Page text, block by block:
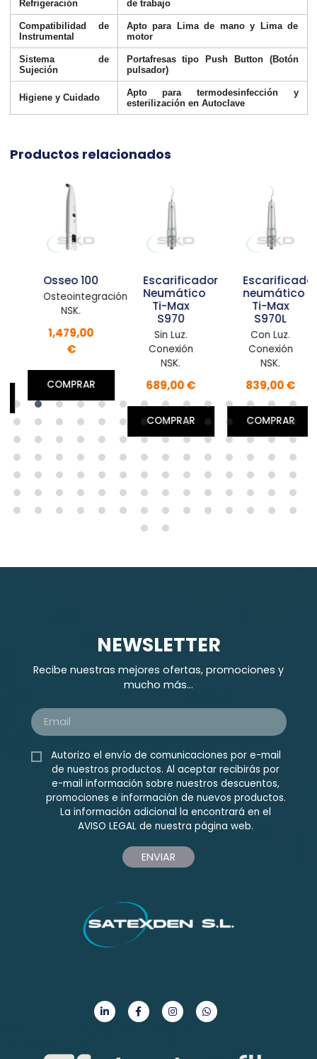
Refrigeración de trabajo
Compatibilidad de
Instrumental
Apto para Lima de mano y Lima de
motor
Sistema de
Sujeción
Portafresas tipo Push Button (Botón
pulsador)
Higiene y Cuidado
Apto para termodesinfección y
esterilización en Autoclave
Productos relacionados
Osseo 100
Osteointegración.
NSK.
1,479,00
COMPRAR
Escarificador
Neumático
Ti-Max
S970
Sin Luz.
Conexión
NSK.
689,00 €
COMPRAR
Escarificador
neumático
Ti-Max
S970L
Con Luz.
Conexión
NSK.
839,00 €
COMPRAR
NEWSLETTER
Recibe nuestras mejores ofertas, promociones y
mucho más...
Autorizo el envío de comunicaciones por e-mail
de nuestros productos. Al aceptar recibirás por
e-mail información sobre nuestros descuentos,
promociones e información de nuevos productos.
La información adicional la encontrará en el
AVISO LEGAL de nuestra página web.
ENVIAR